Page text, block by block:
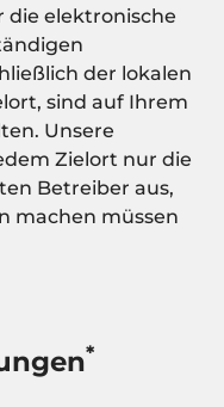
die elektronische
der lokalen
sind auf Ihrem
Unsere
Zielort nur die
Betreiber aus,
machen müssen
*